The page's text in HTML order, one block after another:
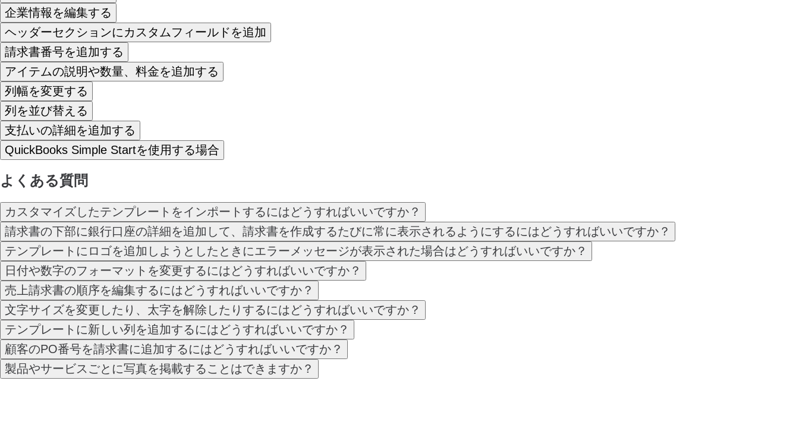
企業情報を編集する
ヘッダーセクションにカスタムフィールドを追加
請求書番号を追加する
アイテムの説明や数量、料金を追加する
列幅を変更する
列を並び替える
支払いの詳細を追加する
QuickBooks Simple Startを使用する場合
よくある質問
カスタマイズしたテンプレートをインポートするにはどうすればいいですか？
請求書の下部に銀行口座の詳細を追加して、請求書を作成するたびに常に表示されるようにするにはどうすればいいですか？
テンプレートにロゴを追加しようとしたときにエラーメッセージが表示された場合はどうすればいいですか？
日付や数字のフォーマットを変更するにはどうすればいいですか？
売上請求書の順序を編集するにはどうすればいいですか？
文字サイズを変更したり、太字を解除したりするにはどうすればいいですか？
テンプレートに新しい列を追加するにはどうすればいいですか？
顧客のPO番号を請求書に追加するにはどうすればいいですか？
製品やサービスごとに写真を掲載することはできますか？